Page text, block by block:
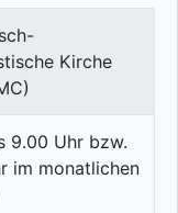
Kirche
9.00 Uhr bzw.
im monatlichen